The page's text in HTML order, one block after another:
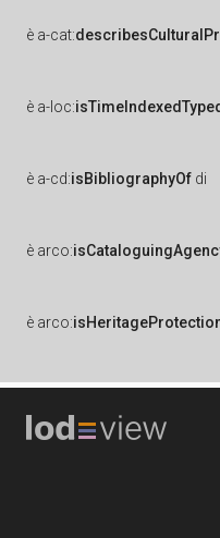
è a-cat:
è a-loc:
è a-cd:isBibliographyOf di
è arco:
è arco: